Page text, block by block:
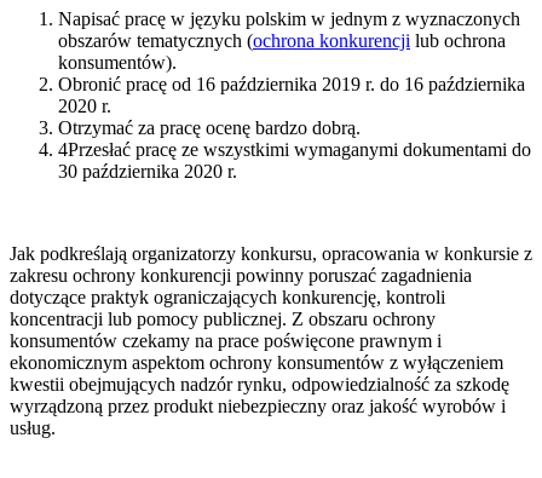
Napisać pracę w języku polskim w jednym z wyznaczonych
obszarów tematycznych (ochrona konkurencji lub ochrona
konsumentów).
Obronić pracę od 16 października 2019 r. do 16 października
2020 r.
Otrzymać za pracę ocenę bardzo dobrą.
4Przesłać pracę ze wszystkimi wymaganymi dokumentami do
30 października 2020 r.
Jak podkreślają organizatorzy konkursu, opracowania w konkursie z
zakresu ochrony konkurencji powinny poruszać zagadnienia
dotyczące praktyk ograniczających konkurencję, kontroli
koncentracji lub pomocy publicznej. Z obszaru ochrony
konsumentów czekamy na prace poświęcone prawnym i
ekonomicznym aspektom ochrony konsumentów z wyłączeniem
kwestii obejmujących nadzór rynku, odpowiedzialność za szkodę
wyrządzoną przez produkt niebezpieczny oraz jakość wyrobów i
usług.